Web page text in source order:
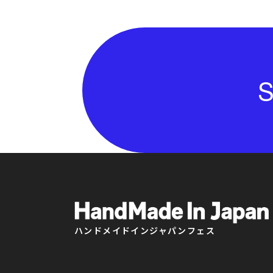
ハンドメイドインジャパンフェス